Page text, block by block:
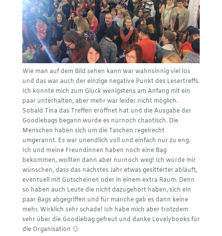
Wie man auf dem Bild sehen kann war wahnsinnig viel los
und das war auch der einzige negative Punkt des Lesertreffs.
Ich konnte mich zum Glück wenigstens am Anfang mit ein
paar unterhalten, aber mehr war leider nicht möglich.
Sobald Tina das Treffen eröffnet hat und die Ausgabe der
Goodiebags begann wurde es nurnoch chaotisch. Die
Menschen haben sich um die Taschen regelrecht
umgerannt. Es war unendlich voll und einfach nur zu eng.
Ich und meine Freundinnen haben noch eine Bag
bekommen, wollten dann aber nurnoch weg! Ich würde mir
wünschen, dass das nächstes Jahr etwas gesitterter abläuft,
eventuell mit Gutscheinen oder in einem extra Raum. Denn
so haben auch Leute die nicht dazugehört haben, sich ein
paar Bags abgegriffen und für manche gab es dann keine
mehr. Wirklich sehr schade! Ich habe mich aber trotzdem
sehr über die Goodiebag gefreut und danke Lovelybooks für
die Organisation 🙂